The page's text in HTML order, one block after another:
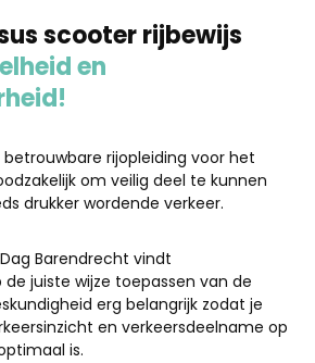
scooter rijbewijs
en
betrouwbare rijopleiding voor het
om veilig deel te kunnen
drukker wordende verkeer.
Barendrecht vindt
juiste wijze toepassen van de
erg belangrijk zodat je
en verkeersdeelname op
is.